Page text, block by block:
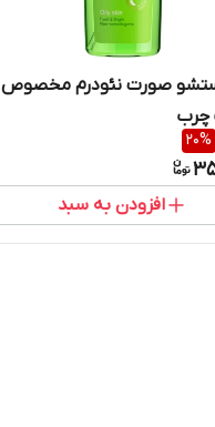
صورت نئودرم مخصوص
20%
افزودن به سبد